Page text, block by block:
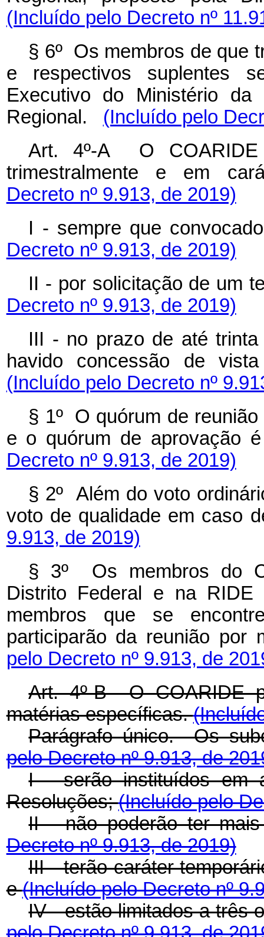
(Incluído pelo Decreto nº
§ 6º Os membros de que
e respectivos suplentes
Executivo do Ministério da
Regional.
(Incluído pelo
Art. 4º-A O COARIDE
trimestralmente e em
Decreto nº 9.913, de 2019)
I - sempre que
Decreto nº 9.913, de 2019)
II - por solicitação de um
Decreto nº 9.913, de 2019)
III - no prazo de até
havido concessão de
(Incluído pelo Decreto nº
§ 1º O quórum de
e o quórum de aprovação
Decreto nº 9.913, de 2019)
§ 2º Além do voto
voto de qualidade em caso
9.913, de 2019)
§ 3º Os membros do
Distrito Federal e na RIDE
membros que se
participarão da reunião por
pelo Decreto nº 9.913, de
Art. 4º-B O COARIDE
matérias específicas.
Parágrafo único. Os
pelo Decreto nº 9.913, de
I - serão instituídos em
Resoluções;(Incluído pelo
II - não poderão ter
Decreto nº 9.913, de 2019)
III - terão caráter
e(Incluído pelo Decreto nº
IV - estão limitados a três